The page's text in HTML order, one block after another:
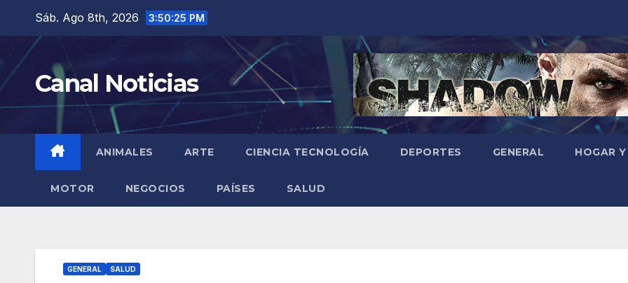
contenido
Sáb. Ago 8th, 2026 3:50:26 PM
Canal Noticias
ANIMALES ARTE CIENCIA TECNOLOGÍA DEPORTES GENERAL HOGAR
MOTOR NEGOCIOS PAÍSES SALUD
GENERAL SALUD